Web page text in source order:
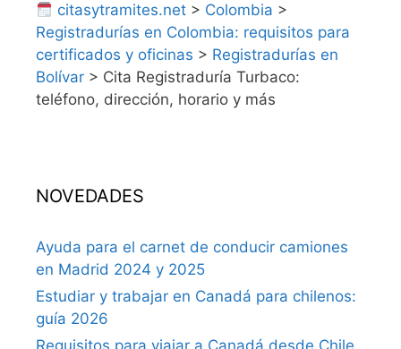
citasytramites.net > Colombia >
Registradurías en Colombia: requisitos para
certificados y oficinas > Registradurías en
Bolívar > Cita Registraduría Turbaco:
teléfono, dirección, horario y más
NOVEDADES
Ayuda para el carnet de conducir camiones
en Madrid 2024 y 2025
Estudiar y trabajar en Canadá para chilenos:
guía 2026